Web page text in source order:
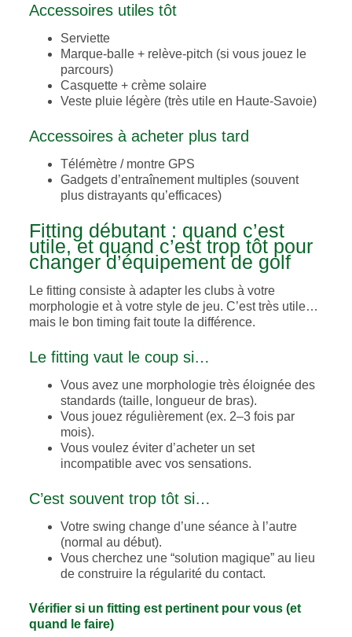
Accessoires utiles tôt
Serviette
Marque-balle + relève-pitch (si vous jouez le
parcours)
Casquette + crème solaire
Veste pluie légère (très utile en Haute-Savoie)
Accessoires à acheter plus tard
Télémètre / montre GPS
Gadgets d’entraînement multiples (souvent
plus distrayants qu’efficaces)
Fitting débutant : quand c’est
utile, et quand c’est trop tôt pour
changer d’équipement de golf
Le fitting consiste à adapter les clubs à votre
morphologie et à votre style de jeu. C’est très utile…
mais le bon timing fait toute la différence.
Le fitting vaut le coup si…
Vous avez une morphologie très éloignée des
standards (taille, longueur de bras).
Vous jouez régulièrement (ex. 2–3 fois par
mois).
Vous voulez éviter d’acheter un set
incompatible avec vos sensations.
C’est souvent trop tôt si…
Votre swing change d’une séance à l’autre
(normal au début).
Vous cherchez une “solution magique” au lieu
de construire la régularité du contact.
Vérifier si un fitting est pertinent pour vous (et
quand le faire)